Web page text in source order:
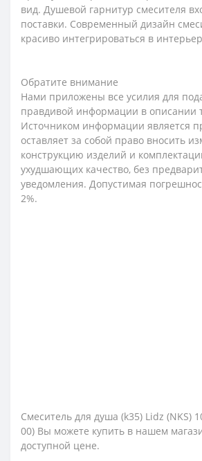
вид. Душевой гарнитур смесителя
поставки. Современный дизайн
красиво интегрироваться в
Обратите внимание
Нами приложены все усилия для
правдивой информации в описании
Источником информации является
оставляет за собой право вносить
конструкцию изделий и
ухудшающих качество, без
уведомления. Допустимая
2%.
Смеситель для душа (k35) Lidz (NKS)
00) Вы можете купить в нашем
доступной цене.